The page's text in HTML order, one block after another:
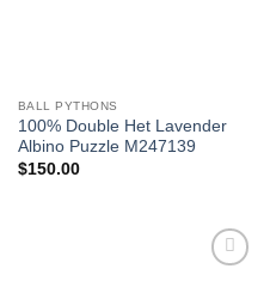
BALL PYTHONS
100% Double Het Lavender
Albino Puzzle M247139
$150.00